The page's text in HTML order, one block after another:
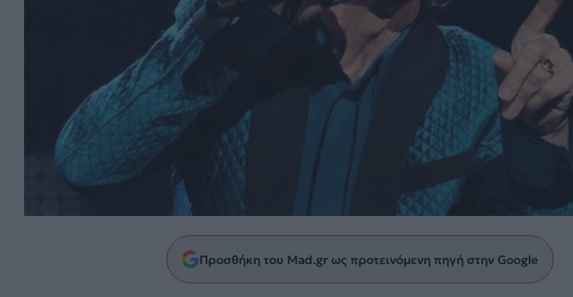
Προσθήκη του Mad.gr ως προτεινόμενη πηγή στην Google